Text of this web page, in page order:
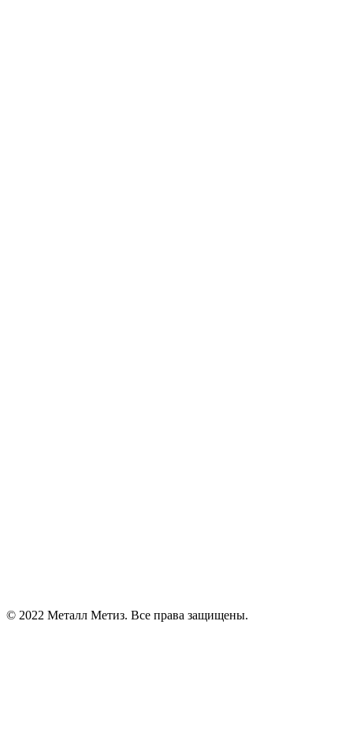
© 2022 Металл Метиз. Все права защищены.